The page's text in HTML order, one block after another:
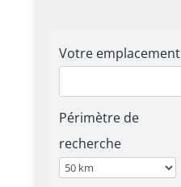
Votre emplacement
Périmètre de
recherche